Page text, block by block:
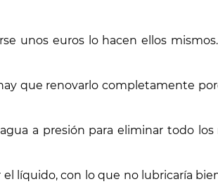
unos euros lo hacen ellos
que renovarlo completamente
a presión para eliminar todo
líquido, con lo que no lubricaría